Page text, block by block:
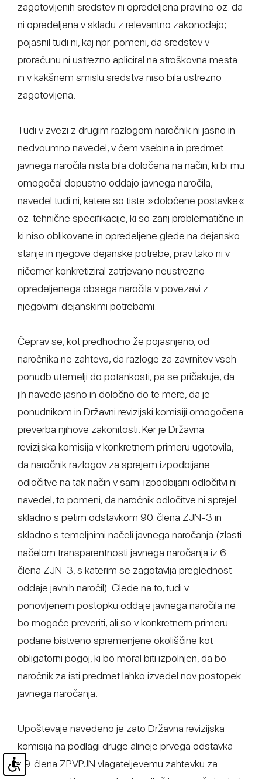
zagotovljenih sredstev ni opredeljena pravilno oz. da
ni opredeljena v skladu z relevantno zakonodajo;
pojasnil tudi ni, kaj npr. pomeni, da sredstev v
proračunu ni ustrezno apliciral na stroškovna mesta
in v kakšnem smislu sredstva niso bila ustrezno
zagotovljena.
Tudi v zvezi z drugim razlogom naročnik ni jasno in
nedvoumno navedel, v čem vsebina in predmet
javnega naročila nista bila določena na način, ki bi mu
omogočal dopustno oddajo javnega naročila,
navedel tudi ni, katere so tiste »določene postavke«
oz. tehnične specifikacije, ki so zanj problematične in
ki niso oblikovane in opredeljene glede na dejansko
stanje in njegove dejanske potrebe, prav tako ni v
ničemer konkretiziral zatrjevano neustrezno
opredeljenega obsega naročila v povezavi z
njegovimi dejanskimi potrebami.
Čeprav se, kot predhodno že pojasnjeno, od
naročnika ne zahteva, da razloge za zavrnitev vseh
ponudb utemelji do potankosti, pa se pričakuje, da
jih navede jasno in določno do te mere, da je
ponudnikom in Državni revizijski komisiji omogočena
preverba njihove zakonitosti. Ker je Državna
revizijska komisija v konkretnem primeru ugotovila,
da naročnik razlogov za sprejem izpodbijane
odločitve na tak način v sami izpodbijani odločitvi ni
navedel, to pomeni, da naročnik odločitve ni sprejel
skladno s petim odstavkom 90. člena ZJN-3 in
skladno s temeljnimi načeli javnega naročanja (zlasti
načelom transparentnosti javnega naročanja iz 6.
člena ZJN-3, s katerim se zagotavlja preglednost
oddaje javnih naročil). Glede na to, tudi v
ponovljenem postopku oddaje javnega naročila ne
bo mogoče preveriti, ali so v konkretnem primeru
podane bistveno spremenjene okoliščine kot
obligatorni pogoj, ki bo moral biti izpolnjen, da bo
naročnik za isti predmet lahko izvedel nov postopek
javnega naročanja.
Upoštevaje navedeno je zato Državna revizijska
komisija na podlagi druge alineje prvega odstavka
39. člena ZPVPJN vlagateljevemu zahtevku za